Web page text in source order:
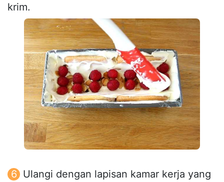
krim.
Ulangi dengan lapisan kamar kerja yang